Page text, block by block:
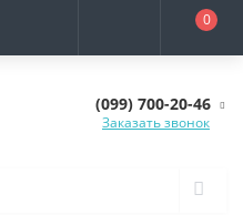
0
(099) 700-20-46
Заказать звонок